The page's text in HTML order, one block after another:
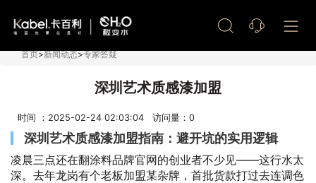
首页>新闻动态>专家答疑
深圳艺术质感漆加盟
时间 ：2025-02-24 02:03:04 访问量： 0
深圳艺术质感漆加盟指南：避开坑的实用逻辑
凌晨三点还在翻涂料品牌官网的创业者不少见——这行水太
深。去年龙岗有个老板加盟某杂牌，首批货款打过去连调色